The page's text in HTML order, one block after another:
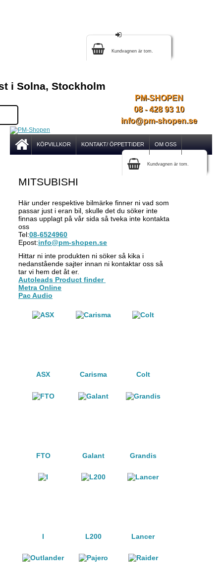
Kundvagnen är tom.
i Solna, Stockholm
PM-SHOPEN
08 - 428 93 10
info@pm-shopen.se
KÖPVILLKOR KONTAKT/ ÖPPETTIDER OM OSS
Kundvagnen är tom.
MITSUBISHI
Här under respektive bilmärke finner ni vad som
passar just i eran bil, skulle det du söker inte
finnas upplagt på vår sida så tveka inte kontakta
oss
Tel:08-6524960
Epost:info@pm-shopen.se
Hittar ni inte produkten ni söker så kika i
nedanstående sajter innan ni kontaktar oss så
tar vi hem det åt er.
Autoleads Product finder
Metra Online
Pac Audio
ASX Carisma Colt
FTO Galant Grandis
I L200 Lancer